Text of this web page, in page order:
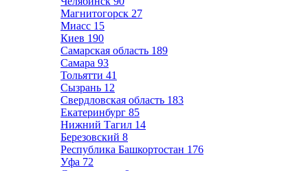
Магнитогорск 27
Миасс 15
Киев 190
Самарская область 189
Самара 93
Тольятти 41
Сызрань 12
Свердловская область 183
Екатеринбург 85
Нижний Тагил 14
Березовский 8
Республика Башкортостан 176
Уфа 72